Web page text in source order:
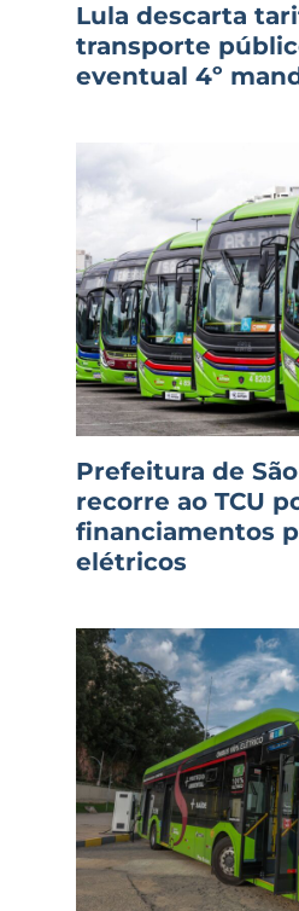
Lula descarta
transporte
eventual 4º
Prefeitura de
recorre ao TCU
financiamentos
elétricos